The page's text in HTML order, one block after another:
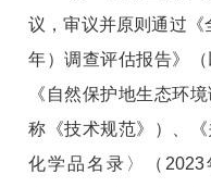
议，审议并原则通过
年）调查评估报告》（
《自然保护地生态环
称《技术规范》）、
化学品名录〉（